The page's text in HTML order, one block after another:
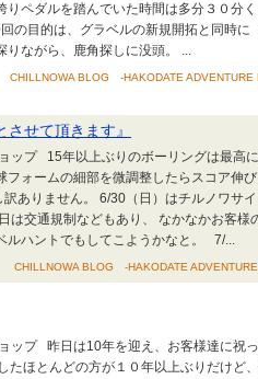
りペダルを踏んでいた時間は多分３０分
の目的は、グラベルの新規開拓と同時に
りながら、鹿角探しに没頭。 ...
CHILLNOWA BLOG -HAKODATE
させて頂きます』
ップ 15年以上ぶりのボーリングは最高
ォームの細部を微調整したらスコア伸
ありません。 6/30（日）はチルノワサ
は交通規制などもあり、 なかなかお客様
ルハントでもしてこようかなと。 7/...
CHILLNOWA BLOG -HAKODATE
ップ 昨日は10年を迎え、お客様達に祝
たほとんどの方が１０年以上ぶりだけど